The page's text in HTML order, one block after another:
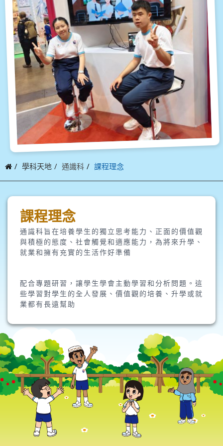
學科天地 通識科 課程理念
課程理念
通識科旨在培養學生的獨立思考能力、正面的價值觀
與積極的態度、社會觸覺和適應能力，為將來升學、
就業和擁有充實的生活作好準備
配合專題研習，讓學生學會主動學習和分析問題。這
些學習對學生的全人發展、價值觀的培養、升學或就
業都有長遠幫助